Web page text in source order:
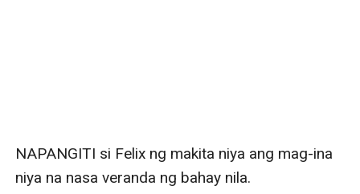
NAPANGITI si Felix ng makita niya ang mag-ina
niya na nasa veranda ng bahay nila.